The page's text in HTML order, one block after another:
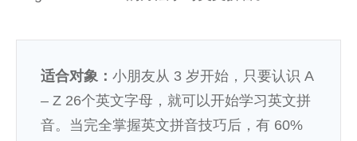
适合对象： 小朋友从 3 岁开始，只要认识 A
– Z 26个英文字母，就可以开始学习英文拼
音。当完全掌握英文拼音技巧后，有 60%